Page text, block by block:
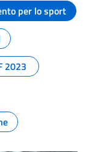
per lo sport
2023